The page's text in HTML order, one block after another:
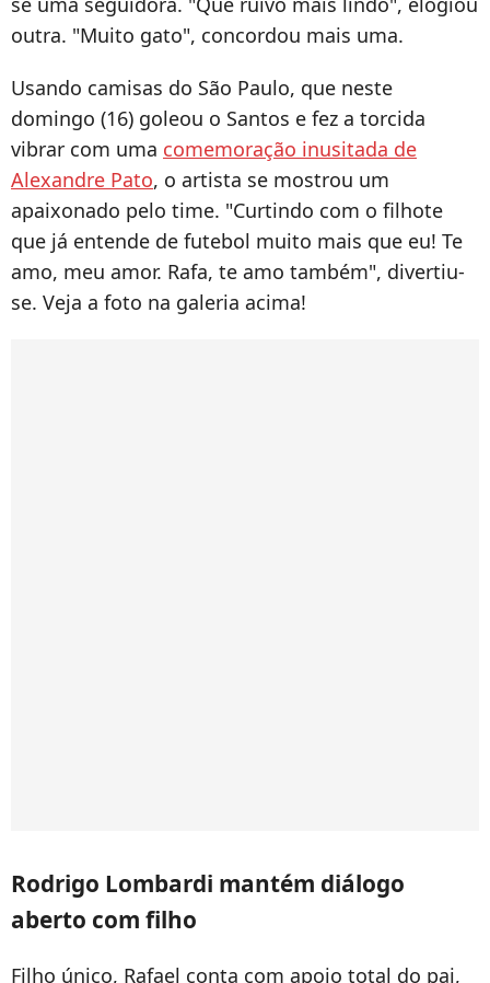
outra. "Muito gato", concordou mais uma.
Usando camisas do São Paulo, que neste
domingo (16) goleou o Santos e fez a torcida
vibrar com uma comemoração inusitada de
Alexandre Pato, o artista se mostrou um
apaixonado pelo time. "Curtindo com o filhote
que já entende de futebol muito mais que eu! Te
amo, meu amor. Rafa, te amo também", divertiu-
se. Veja a foto na galeria acima!
Rodrigo Lombardi mantém diálogo
aberto com filho
Filho único, Rafael conta com apoio total do pai,